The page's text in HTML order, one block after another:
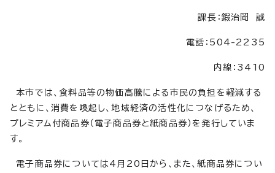
課長：鍜治岡 誠
電話：504-2235
内線：3410
本市では、食料品等の物価高騰による市民の負担を軽減する
とともに、消費を喚起し、地域経済の活性化につなげるため、
プレミアム付商品券（電子商品券と紙商品券）を発行していま
す。
電子商品券については4月20日から、また、紙商品券につい